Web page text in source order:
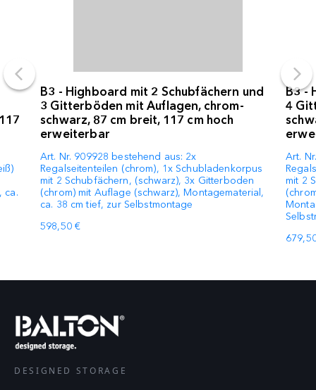
ca.
B3 - Highboard mit 2 Schubfächern und
3 Gitterböden mit Auflagen, chrom-
schwarz, 87 cm breit, 117 cm hoch
erweiterbar
Art. Nr. 909928 bestehend aus: 2x
Regalseitenteilen (chrom), 1x Schubladenkorpus
mit 2 Schubfächern, (schwarz), 3x Gitterboden
(chrom) mit Auflage (schwarz), Montagematerial,
ca. 38 cm tief, zur Selbstmontage
598,50 €
B3 -
4
Art.
mit 2
DESIGNED STORAGE